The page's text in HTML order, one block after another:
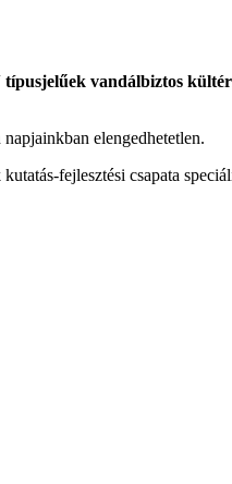
vandálbiztos
elengedhetetlen.
fejlesztési csapata